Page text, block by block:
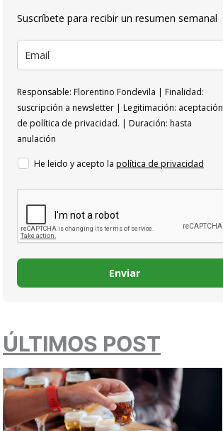
Suscríbete para recibir un resumen semanal
Responsable: Florentino Fondevila | Finalidad:
suscripción a newsletter | Legitimación: aceptación
de política de privacidad. | Duración: hasta
anulación
He leido y acepto la política de privacidad
Enviar
ÚLTIMOS POST